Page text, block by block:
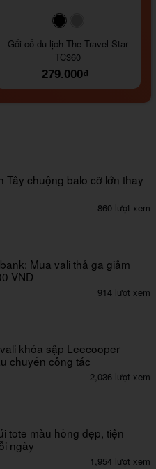
#000000
Gối cổ du lịch The Travel Star
TC360
279.000₫
Tây chuộng balo cỡ lớn thay
860 lượt xem
Mua vali thả ga giảm
VND
914 lượt xem
khóa sập Leecooper
chuyến công tác
2,036 lượt xem
tote màu hồng đẹp, tiện
ngày
1,954 lượt xem